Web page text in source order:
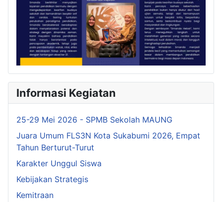
Informasi Kegiatan
25-29 Mei 2026 - SPMB Sekolah MAUNG
Juara Umum FLS3N Kota Sukabumi 2026, Empat
Tahun Berturut-Turut
Karakter Unggul Siswa
Kebijakan Strategis
Kemitraan